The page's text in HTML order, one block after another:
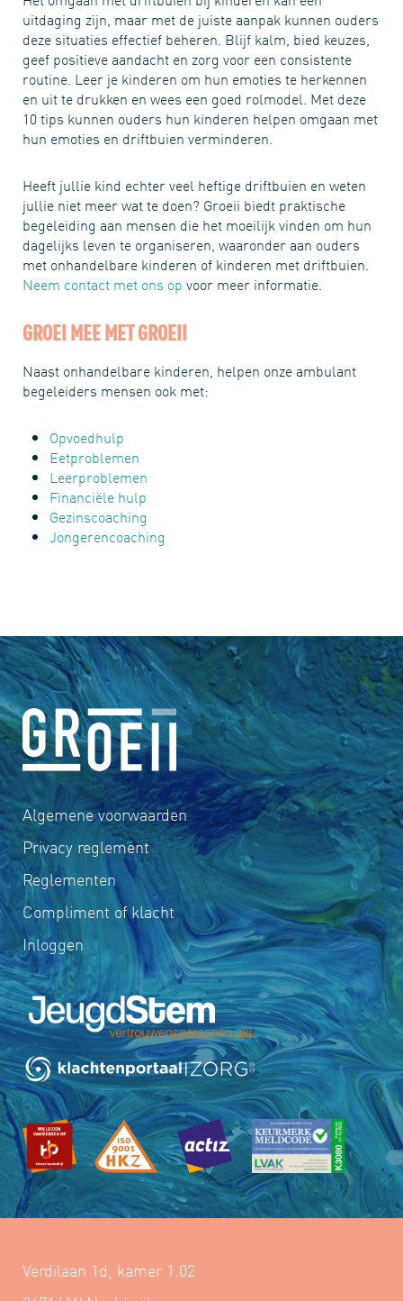
uitdaging zijn, maar met de juiste aanpak kunnen ouders
deze situaties effectief beheren. Blijf kalm, bied keuzes,
geef positieve aandacht en zorg voor een consistente
routine. Leer je kinderen om hun emoties te herkennen
en uit te drukken en wees een goed rolmodel. Met deze
10 tips kunnen ouders hun kinderen helpen omgaan met
hun emoties en driftbuien verminderen.
Heeft jullie kind echter veel heftige driftbuien en weten
jullie niet meer wat te doen? Groeii biedt praktische
begeleiding aan mensen die het moeilijk vinden om hun
dagelijks leven te organiseren, waaronder aan ouders
met onhandelbare kinderen of kinderen met driftbuien.
Neem contact met ons op voor meer informatie.
GROEI MEE MET GROEII
Naast onhandelbare kinderen, helpen onze ambulant
begeleiders mensen ook met:
Opvoedhulp
Eetproblemen
Leerproblemen
Financiële hulp
Gezinscoaching
Jongerencoaching
Algemene voorwaarden
Privacy reglement
Reglementen
Compliment of klacht
Inloggen
Verdilaan 1d, kamer 1.02